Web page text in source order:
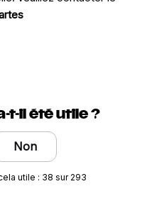
t-il été utile ?
Non
utile : 38 sur 293